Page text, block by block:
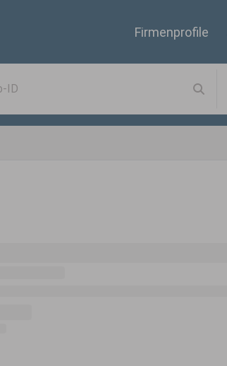
Firmenprofile